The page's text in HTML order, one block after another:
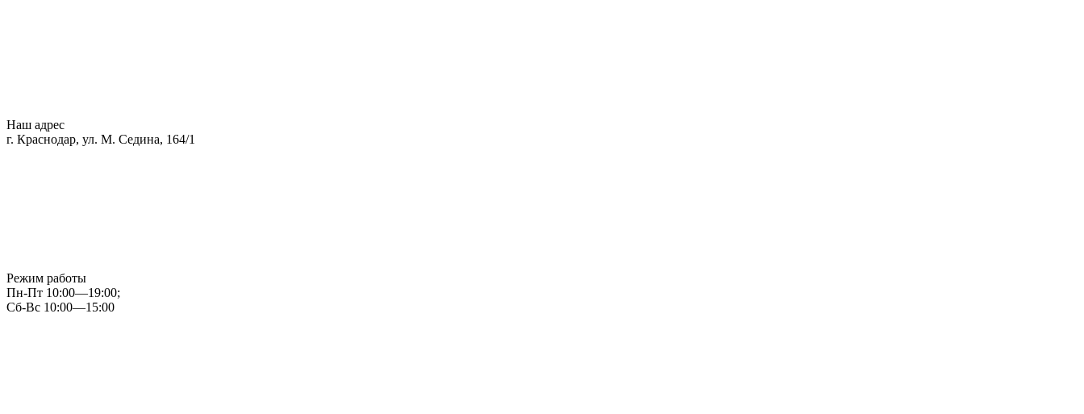
Наш адрес
г. Краснодар, ул. М. Седина, 164/1
Режим работы
Пн-Пт 10:00—19:00;
Сб-Вс 10:00—15:00